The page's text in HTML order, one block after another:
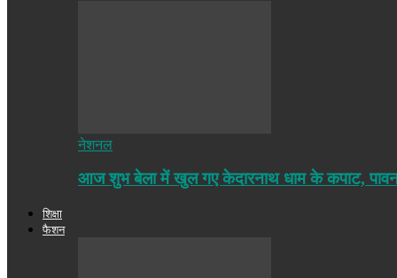
नेशनल
आज शुभ बेला में खुल गए केदारनाथ धाम के कपाट,
शिक्षा
फैशन